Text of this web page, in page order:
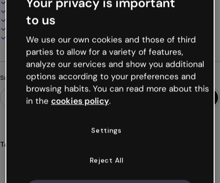
Interaktives und animiertes Design
100% anpassbar
Audio, Video und Multimedia hinzufügen
Als PDF, MP4 und andere Formate herunterladen
Suchst du etwas anderes?
Tags
to us
We use our own cookies and those of third
parties to allow for a variety of features,
analyze our services and show you additional
options according to your preferences and
browsing habits. You can read more about this
in the cookies policy.
Settings
Reject All